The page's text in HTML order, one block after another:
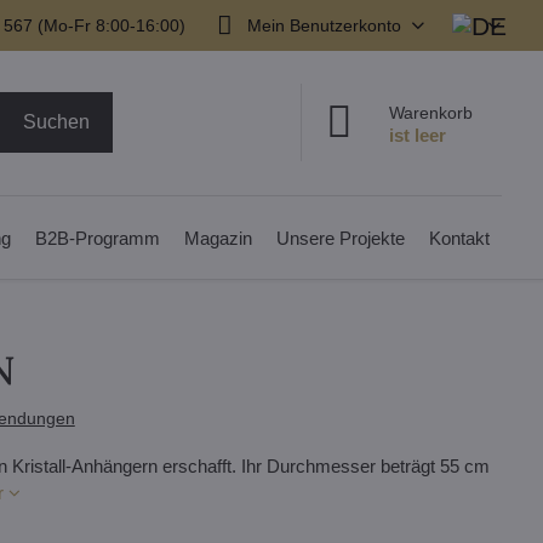
(Mo-Fr 8:00-16:00) Mein Benutzerkonto
Suchen Warenkorb
B2B-Programm Magazin Unsere Projekte Kontakt
Anhängern erschafft. Ihr Durchmesser beträgt 55 cm